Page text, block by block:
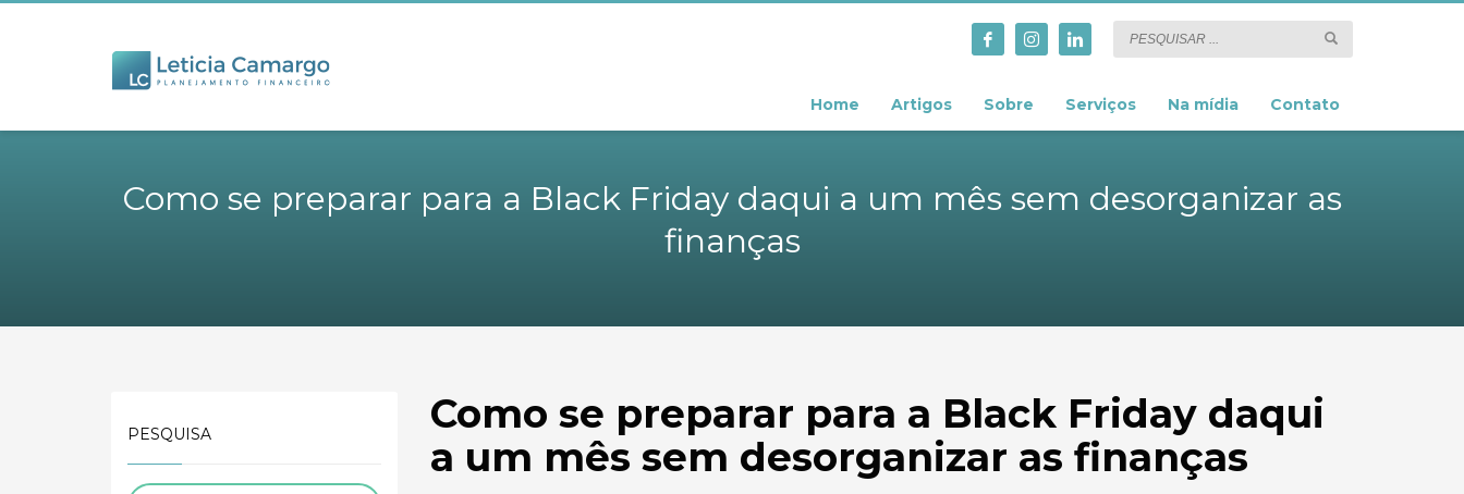
Home Artigos Sobre Serviços Na mídia Contato
Como se preparar para a Black Friday daqui a um mês sem desorganizar as
finanças
Como se preparar para a Black Friday daqui
a um mês sem desorganizar as finanças
PESQUISA